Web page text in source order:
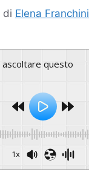
di Elena Franchini
1x